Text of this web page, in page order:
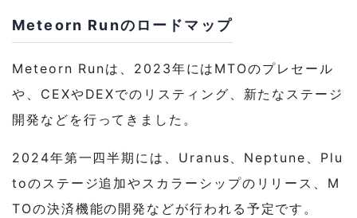
Meteorn Runのロードマップ
Meteorn Runは、2023年にはMTOのプレセール
や、CEXやDEXでのリスティング、新たなステージ
開発などを行ってきました。
2024年第一四半期には、Uranus、Neptune、Plu
toのステージ追加やスカラーシップのリリース、M
TOの決済機能の開発などが行われる予定です。